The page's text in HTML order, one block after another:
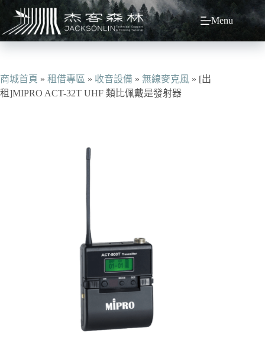
主
容
Menu
商城首頁 » 租借專區 » 收音設備 » 無線麥克風 » [出
租]MIPRO ACT-32T UHF 類比佩戴是發射器